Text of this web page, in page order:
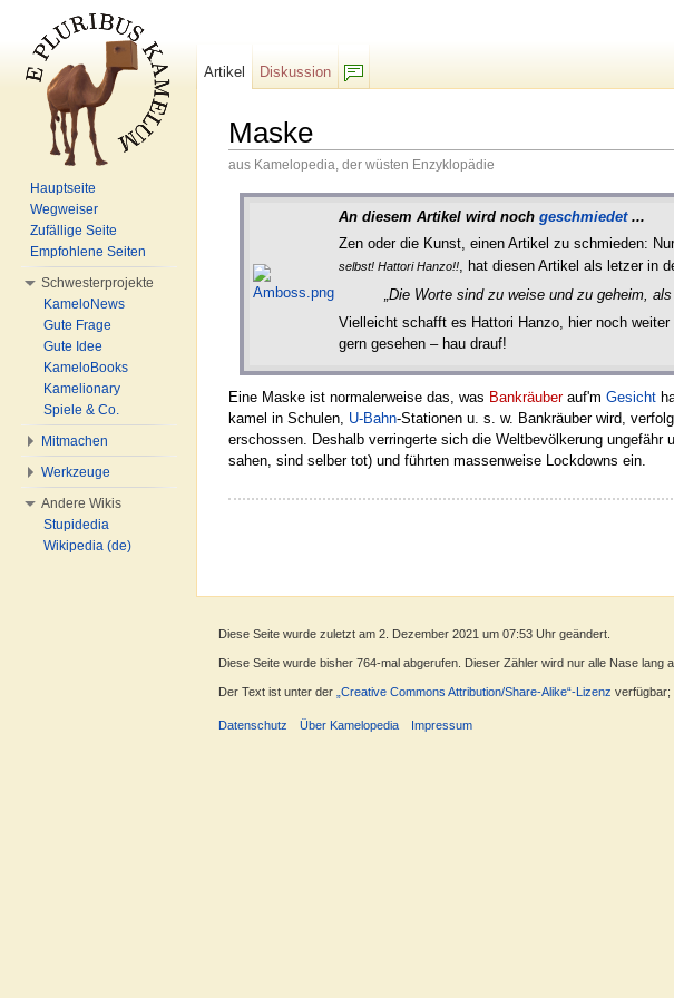
Maske
aus Kamelopedia, der wüsten Enzyklopädie
An diesem Artikel wird noch geschmiedet...
Zen oder die Kunst, einen Artikel zu schmieden:
selbst! Hattori Hanzo!!
, hat diesen Artikel als letzer in
„Die Worte sind zu weise und zu geheim,
Vielleicht schafft es Hattori Hanzo, hier noch
gern gesehen – hau drauf!
Eine Maske ist normalerweise das, was Bankräuberauf'm Gesicht
kamel in Schulen, U-Bahn-Stationen u. s. w. Bankräuber wird,
erschossen. Deshalb verringerte sich die Weltbevölkerung ungefähr
sahen, sind selber tot) und führten massenweise Lockdowns ein.
Artikel
Diskussion
Hauptseite
Wegweiser
Zufällige Seite
Empfohlene Seiten
Schwesterprojekte
KameloNews
Gute Frage
Gute Idee
KameloBooks
Kamelionary
Spiele & Co.
Mitmachen
Werkzeuge
Andere Wikis
Stupidedia
Wikipedia (de)
Diese Seite wurde zuletzt am 2. Dezember 2021 um 07:53 Uhr geändert.
Diese Seite wurde bisher 764-mal abgerufen. Dieser Zähler wird nur alle Nase lang
Der Text ist unter der „Creative Commons Attribution/Share-Alike“-Lizenz verfügbar;
Datenschutz Über Kamelopedia Impressum